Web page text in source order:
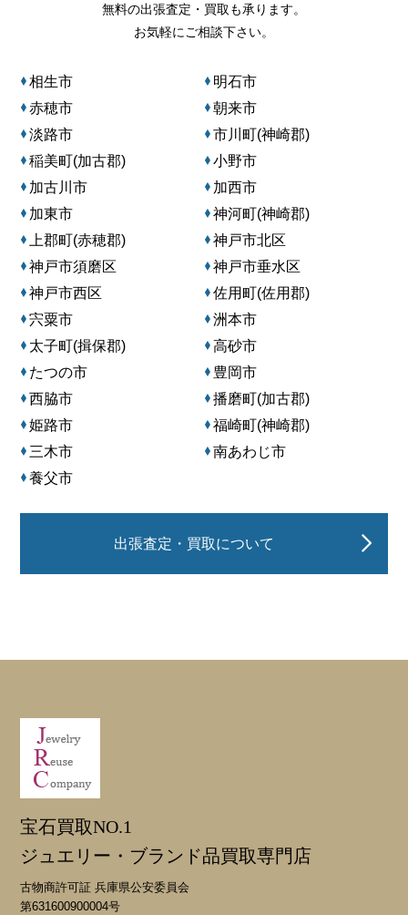
無料の出張査定・買取も承ります。
お気軽にご相談下さい。
相生市
明石市
赤穂市
朝来市
淡路市
市川町(神崎郡)
稲美町(加古郡)
小野市
加古川市
加西市
加東市
神河町(神崎郡)
上郡町(赤穂郡)
神戸市北区
神戸市須磨区
神戸市垂水区
神戸市西区
佐用町(佐用郡)
宍粟市
洲本市
太子町(揖保郡)
高砂市
たつの市
豊岡市
西脇市
播磨町(加古郡)
姫路市
福崎町(神崎郡)
三木市
南あわじ市
養父市
出張査定・買取について
宝石買取NO.1
ジュエリー・ブランド品買取専門店
古物商許可証 兵庫県公安委員会
第631600900004号